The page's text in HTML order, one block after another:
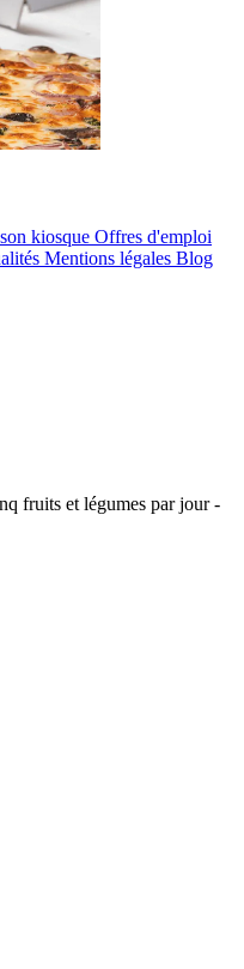
kiosque Offres d'emploi
Mentions légales Blog
fruits et légumes par jour -